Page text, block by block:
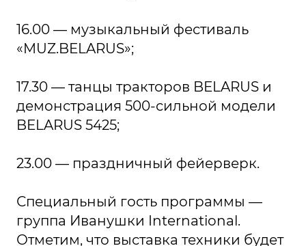
16.00 — музыкальный фестиваль
«MUZ.BELARUS»;
17.30 — танцы тракторов BELARUS и
демонстрация 500-сильной модели
BELARUS 5425;
23.00 — праздничный фейерверк.
Специальный гость программы —
группа Иванушки International.
Отметим, что выставка техники будет